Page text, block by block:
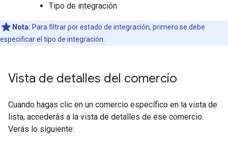
Tipo de integración
Nota: Para filtrar por estado de integración, primero se debe
especificar el tipo de integración.
Vista de detalles del comercio
Cuando hagas clic en un comercio específico en la vista de
lista, accederás a la vista de detalles de ese comercio.
Verás lo siguiente: